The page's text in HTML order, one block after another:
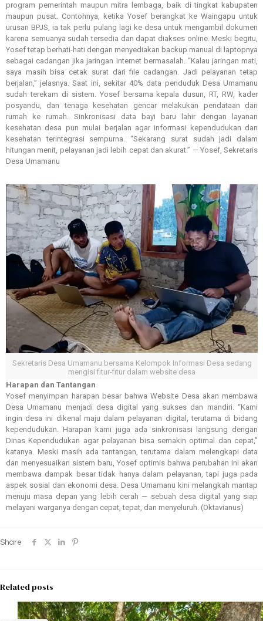
program pemerintah maupun mitra lembaga, baik di tingkat kabupaten
maupun pusat. Contohnya, ketika Yosef berangkat ke Waingapu untuk
urusan BPJS, ia tak perlu pulang lagi ke desa untuk mengambil dokumen
karena semuanya sudah tersedia dan dapat diakses online. Meski begitu,
Yosef tetap berhati-hati dengan menyediakan backup manual di laptopnya
sebagai cadangan jika jaringan internet bermasalah. “Kalau jaringan mati,
saya masih bisa cetak surat dari file cadangan. Jadi pelayanan tetap
berjalan,” jelasnya. Saat ini, sekitar 40% data penduduk Desa Umamanu
sudah terekam di sistem. Yosef bersama kepala dusun, RT, RW, kader
posyandu, dan tenaga kesehatan gencar melakukan pendataan dari
rumah ke rumah. Sinkronisasi data bayi baru lahir dengan layanan
kesehatan desa pun mulai berjalan agar informasi kependudukan dan
kesehatan terintegrasi sempurna. “Sekarang surat sudah jadi dalam
hitungan menit, pelayanan jadi lebih cepat dan akurat.” — Yosef, Sekretaris
Desa Umamanu
Sekretaris Desa Umamanu bersama Kelompok Informasi Desa sedang
mengisi fitur-fitur dalam website desa
Harapan dan Tantangan
Yosef menyimpan harapan besar bahwa Website Desa akan membawa
Desa Umamanu menjadi desa digital yang sukses dan mandiri. “Kami
ingin desa ini dikenal maju dalam pelayanan digital, terutama di bidang
kependudukan. Harapan kami juga ada sinkronisasi langsung dengan
Dinas Kependudukan agar pelayanan bisa semakin optimal dan cepat,”
katanya. Meski masih ada tantangan, terutama dalam melengkapi data
dan menyesuaikan sistem baru, Yosef optimis bahwa perubahan ini akan
membawa dampak besar tidak hanya dalam pelayanan, tapi juga pada
aspek sosial dan ekonomi desa. Desa Umamanu kini melangkah mantap
menuju masa depan yang lebih cerah — sebuah desa digital yang siap
melayani warganya dengan cepat, tepat, dan menyeluruh. (Oktavianus)
Share
Related posts